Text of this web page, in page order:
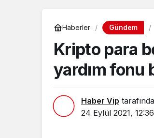
Haberler Gündem
Kripto para
yardım fonu
Haber Vip
24 Eylül 2021, 12:36